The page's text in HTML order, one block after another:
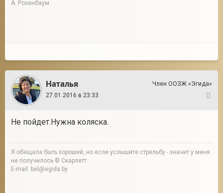
А. Розенбаум
Наталья
Член ООЗЖ «Эгида»
27.01.2016 в 23:33
Не пойдет.Нужна коляска.
Я обещала быть хорошей, но если услышите стрельбу - значит у меня
не получилось © Скарлетт
E-mail: bel@egida.by